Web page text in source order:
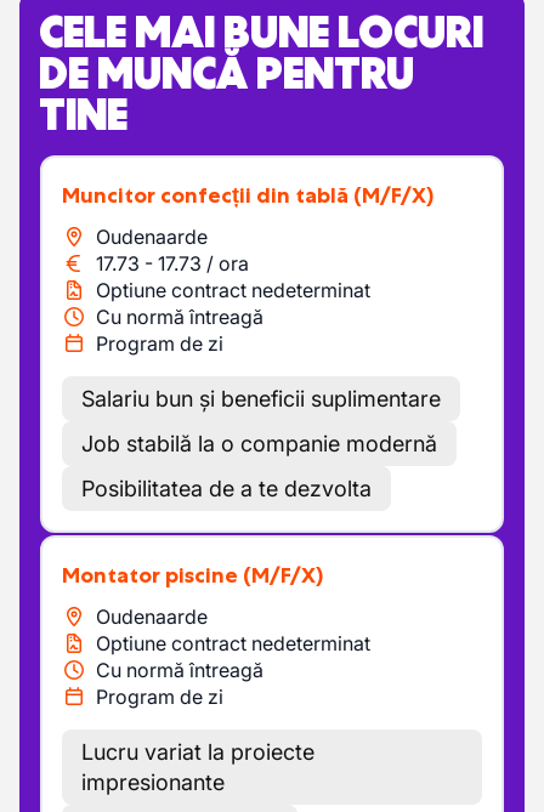
CELE MAI BUNE LOCURI
DE MUNCĂ PENTRU
TINE
Muncitor confecții din tablă (M/F/X)
Oudenaarde
17.73 - 17.73 / ora
Optiune contract nedeterminat
Cu normă întreagă
Program de zi
Salariu bun și beneficii suplimentare
Job stabilă la o companie modernă
Posibilitatea de a te dezvolta
Montator piscine (M/F/X)
Oudenaarde
Optiune contract nedeterminat
Cu normă întreagă
Program de zi
Lucru variat la proiecte
impresionante